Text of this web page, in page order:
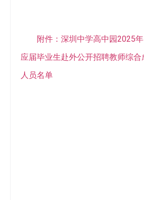
附件：深圳中学高中园2025
应届毕业生赴外公开招聘教师综
人员名单